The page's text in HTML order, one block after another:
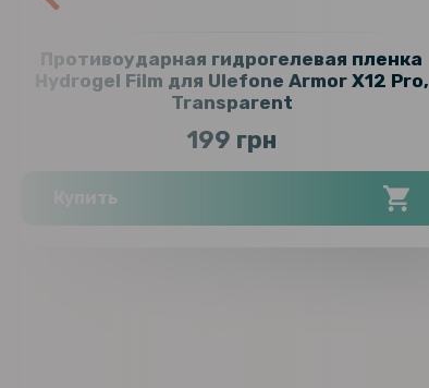
Противоударная гидрогелевая пленка
Hydrogel Film для Ulefone Armor X12 Pro,
Transparent
199 грн
Купить